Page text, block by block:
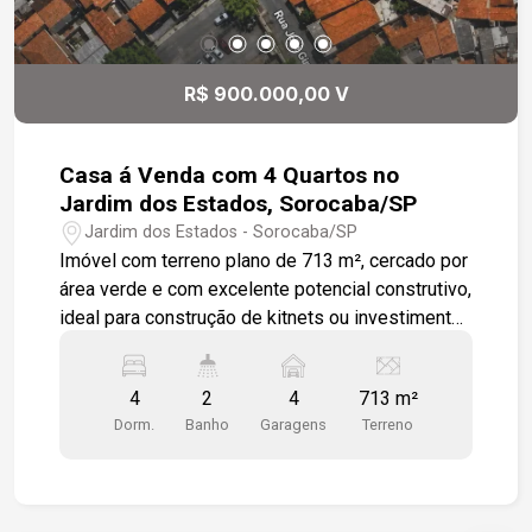
R$ 900.000,00 V
Casa á Venda com 4 Quartos no
Jardim dos Estados, Sorocaba/SP
Jardim dos Estados - Sorocaba/SP
Imóvel com terreno plano de 713 m², cercado por
área verde e com excelente potencial construtivo,
ideal para construção de kitnets ou investimento
Sala de jantar; -Cozinha; -2 banheiros; -Espaço
para até 4 veículos. Localização: -A 12 minutos
do Centro de Sorocaba; -Próximo à ETEC
4
Dorm.
2
Banho
4
Garagens
713 m²
Terreno